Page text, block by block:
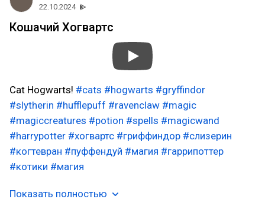
22.10.2024
Кошачий Хогвартс
Cat Hogwarts! #cats #hogwarts #gryffindor
#slytherin #hufflepuff #ravenclaw #magic
#magiccreatures #potion #spells #magicwand
#harrypotter #хогвартс #гриффиндор #слизерин
#когтевран #пуффендуй #магия #гаррипоттер
#котики #магия
Показать полностью